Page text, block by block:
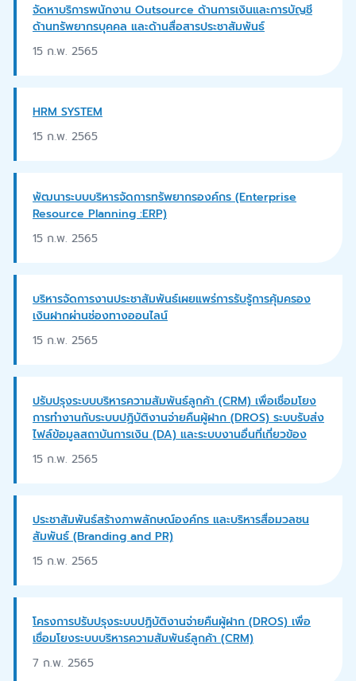
จัดหาบริการพนักงาน Outsource ด้านการเงินและการบัญชี
ด้านทรัพยากรบุคคล และด้านสื่อสารประชาสัมพันธ์
15 ก.พ. 2565
HRM SYSTEM
15 ก.พ. 2565
พัฒนาระบบบริหารจัดการทรัพยากรองค์กร (Enterprise
Resource Planning :ERP)
15 ก.พ. 2565
บริหารจัดการงานประชาสัมพันธ์เผยแพร่การรับรู้การคุ้มครอง
เงินฝากผ่านช่องทางออนไลน์
15 ก.พ. 2565
ปรับปรุงระบบบริหารความสัมพันธ์ลูกค้า (CRM) เพื่อเชื่อมโยง
การทำงานกับระบบปฏิบัติงานจ่ายคืนผู้ฝาก (DROS) ระบบรับส่ง
ไฟล์ข้อมูลสถาบันการเงิน (DA) และระบบงานอื่นที่เกี่ยวข้อง
15 ก.พ. 2565
ประชาสัมพันธ์สร้างภาพลักษณ์องค์กร และบริหารสื่อมวลชน
สัมพันธ์ (Branding and PR)
15 ก.พ. 2565
โครงการปรับปรุงระบบปฏิบัติงานจ่ายคืนผู้ฝาก (DROS) เพื่อ
เชื่อมโยงระบบบริหารความสัมพันธ์ลูกค้า (CRM)
7 ก.พ. 2565